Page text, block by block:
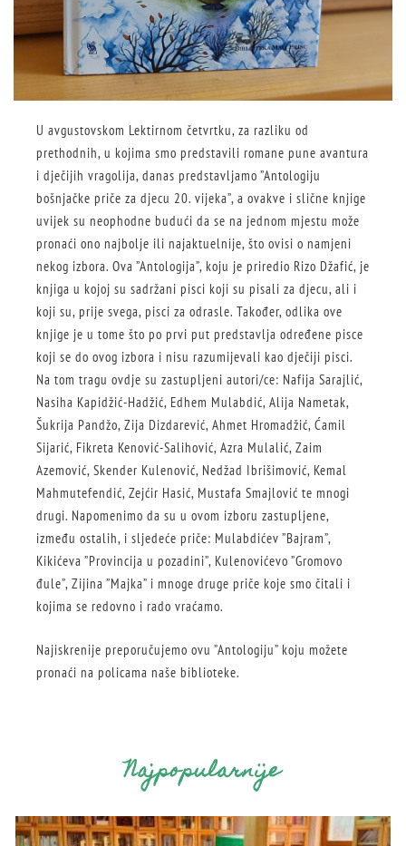
U avgustovskom Lektirnom četvrtku, za razliku od
prethodnih, u kojima smo predstavili romane pune avantura
i dječijih vragolija, danas predstavljamo ”Antologiju
bošnjačke priče za djecu 20. vijeka”, a ovakve i slične knjige
uvijek su neophodne budući da se na jednom mjestu može
pronaći ono najbolje ili najaktuelnije, što ovisi o namjeni
nekog izbora. Ova ”Antologija”, koju je priredio Rizo Džafić, je
knjiga u kojoj su sadržani pisci koji su pisali za djecu, ali i
koji su, prije svega, pisci za odrasle. Također, odlika ove
knjige je u tome što po prvi put predstavlja određene pisce
koji se do ovog izbora i nisu razumijevali kao dječiji pisci.
Na tom tragu ovdje su zastupljeni autori/ce: Nafija Sarajlić,
Nasiha Kapidžić-Hadžić, Edhem Mulabdić, Alija Nametak,
Šukrija Pandžo, Zija Dizdarević, Ahmet Hromadžić, Ćamil
Sijarić, Fikreta Kenović-Salihović, Azra Mulalić, Zaim
Azemović, Skender Kulenović, Nedžad Ibrišimović, Kemal
Mahmutefendić, Zejćir Hasić, Mustafa Smajlović te mnogi
drugi. Napomenimo da su u ovom izboru zastupljene,
između ostalih, i sljedeće priče: Mulabdićev ”Bajram”,
Kikićeva ”Provincija u pozadini”, Kulenovićevo ”Gromovo
đule”, Zijina ”Majka” i mnoge druge priče koje smo čitali i
kojima se redovno i rado vraćamo.
Najiskrenije preporučujemo ovu ”Antologiju” koju možete
pronaći na policama naše biblioteke.
Najpopularnije